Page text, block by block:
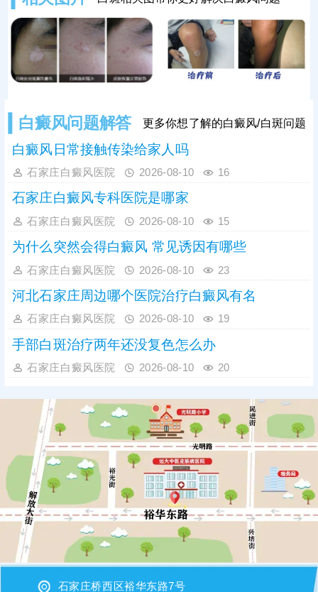
综合治疗，强化疗效，加快皮肤着
色。
白癜风问题解答 更多你想了解的白癜风/白斑问题
白癜风日常接触传染给家人吗
石家庄白癜风医院 2026-08-10 16
石家庄白癜风专科医院是哪家
石家庄白癜风医院 2026-08-10 15
为什么突然会得白癜风 常见诱因有哪些
石家庄白癜风医院 2026-08-10 23
河北石家庄周边哪个医院治疗白癜风有名
石家庄白癜风医院 2026-08-10 19
手部白斑治疗两年还没复色怎么办
石家庄白癜风医院 2026-08-10 20
石家庄桥西区裕华东路7号